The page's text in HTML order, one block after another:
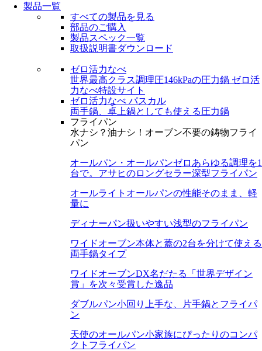
製品一覧
すべての製品を見る
部品のご購入
製品スペック一覧
取扱説明書ダウンロード
ゼロ活力なべ
世界最高クラス調理圧146kPaの圧力鍋 ゼロ活
力なべ特設サイト
ゼロ活力なべ パスカル
両手鍋、卓上鍋としても使える圧力鍋
フライパン
水ナシ？油ナシ！オーブン不要の鋳物フライ
パン
オールパン・オールパンゼロ あらゆる調理を1
台で。アサヒのロングセラー深型フライパン
オールライト オールパンの性能そのまま、軽
量に
ディナーパン扱いやすい浅型のフライパン
ワイドオーブン本体と蓋の2台を分けて使える
両手鍋タイプ
ワイドオーブンDX名だたる「世界デザイン
賞」を次々受賞した逸品
ダブルパン小回り上手な、片手鍋とフライパ
ン
天使のオールパン小家族にぴったりのコンパ
クトフライパン